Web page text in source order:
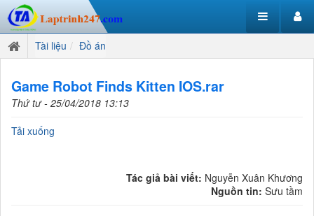
Tài liệu Đồ án
Game Robot Finds Kitten IOS.rar
Thứ tư - 25/04/2018 13:13
Tải xuống
Tác giả bài viết: Nguyễn Xuân Khương
Nguồn tin: Sưu tầm